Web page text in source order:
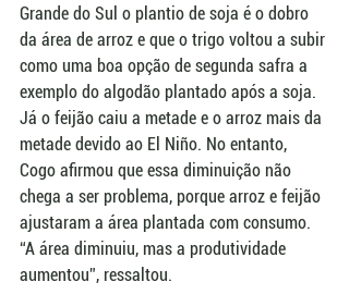
Grande do Sul o plantio de soja é o dobro
da área de arroz e que o trigo voltou a subir
como uma boa opção de segunda safra a
exemplo do algodão plantado após a soja.
Já o feijão caiu a metade e o arroz mais da
metade devido ao El Niño. No entanto,
Cogo afirmou que essa diminuição não
chega a ser problema, porque arroz e feijão
ajustaram a área plantada com consumo.
“A área diminuiu, mas a produtividade
aumentou”, ressaltou.